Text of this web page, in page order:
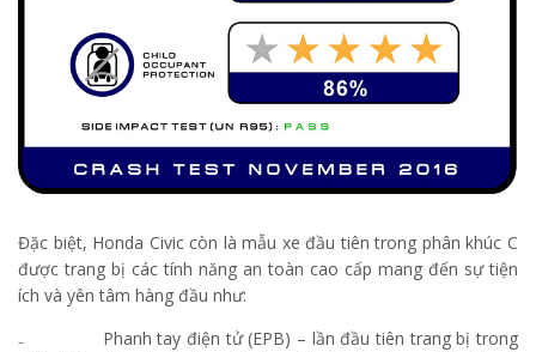
Đặc biệt, Honda Civic còn là mẫu xe đầu tiên trong phân khúc C
được trang bị các tính năng an toàn cao cấp mang đến sự tiện
ích và yên tâm hàng đầu như:
₋ Phanh tay điện tử (EPB) – lần đầu tiên trang bị trong